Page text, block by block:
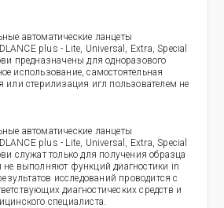
автоматические ланцеты
plus - Lite, Universal, Extra, Special
предназначены для одноразового
использование, самостоятельная
или стерилизация игл пользователем не
автоматические ланцеты
plus - Lite, Universal, Extra, Special
служат только для получения образца
не выполняют функций диагностики in
исследований проводится с
диагностических средств и
специалиста.